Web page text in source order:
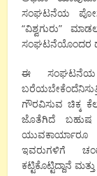
ಸಂಘಟನೆಯ
“ವಿಶ್ವಗುರು”
ಸಂಘಟನೆಯೊಂದರ
ಈ ಸಂಘಟನೆಯ
ಗೌರವಿಸುವ ಚಿಕ್ಕ
ಜೊತೆಗಿದೆ ಬಹುಷ
ಯುವಕಾರ್ಯಾರೂ
ಇವರುಗಳಿಗೆ
ಕಟ್ಟಿಕೊಟ್ಟಿದ್ದಾನೆ